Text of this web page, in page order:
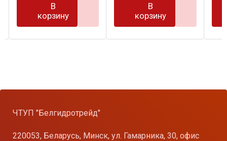
В
корзину
В
корзину
ЧТУП "Белгидротрейд"
220053, Беларусь, Минск, ул. Гамарника, 30, офис